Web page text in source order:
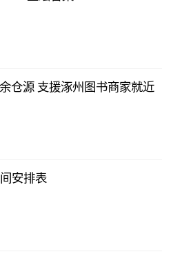
仓源 支援涿州图书商家就近
安排表